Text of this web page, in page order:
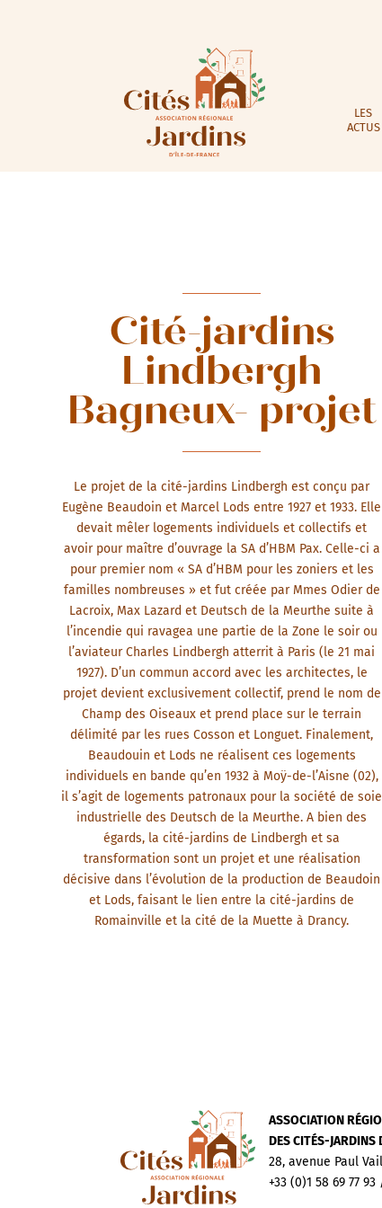
LES
ACTUS
Cité-jardins
Lindbergh
Bagneux- projet
Le projet de la cité-jardins Lindbergh est conçu par
Eugène Beaudoin et Marcel Lods entre 1927 et 1933. Elle
devait mêler logements individuels et collectifs et
avoir pour maître d’ouvrage la SA d’HBM Pax. Celle-ci a
pour premier nom « SA d’HBM pour les zoniers et les
familles nombreuses » et fut créée par Mmes Odier de
Lacroix, Max Lazard et Deutsch de la Meurthe suite à
l’incendie qui ravagea une partie de la Zone le soir ou
l’aviateur Charles Lindbergh atterrit à Paris (le 21 mai
1927). D’un commun accord avec les architectes, le
projet devient exclusivement collectif, prend le nom de
Champ des Oiseaux et prend place sur le terrain
délimité par les rues Cosson et Longuet. Finalement,
Beaudouin et Lods ne réalisent ces logements
individuels en bande qu’en 1932 à Moÿ-de-l’Aisne (02),
il s’agit de logements patronaux pour la société de soie
industrielle des Deutsch de la Meurthe. A bien des
égards, la cité-jardins de Lindbergh et sa
transformation sont un projet et une réalisation
décisive dans l’évolution de la production de Beaudoin
et Lods, faisant le lien entre la cité-jardins de
Romainville et la cité de la Muette à Drancy.
ASSOCIATION
DES CITÉS-JARDINS
28, avenue Paul
+33 (0)1 58 69 77